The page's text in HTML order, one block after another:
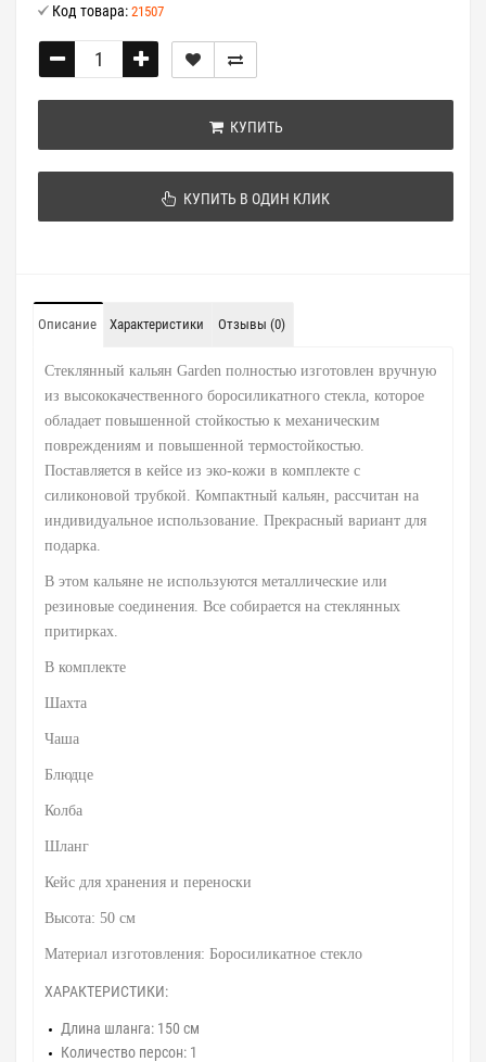
Код товара: 21507
КУПИТЬ
КУПИТЬ В ОДИН КЛИК
Описание Характеристики Отзывы (0)
Стеклянный кальян Garden полностью изготовлен вручную
из высококачественного боросиликатного стекла, которое
обладает повышенной стойкостью к механическим
повреждениям и повышенной термостойкостью.
Поставляется в кейсе из эко-кожи в комплекте с
силиконовой трубкой. Компактный кальян, рассчитан на
индивидуальное использование. Прекрасный вариант для
подарка.
В этом кальяне не используются металлические или
резиновые соединения. Все собирается на стеклянных
притирках.
В комплекте
Шахта
Чаша
Блюдце
Колба
Шланг
Кейс для хранения и переноски
Высота: 50 см
Материал изготовления: Боросиликатное стекло
ХАРАКТЕРИСТИКИ:
Длина шланга: 150 см
Количество персон: 1